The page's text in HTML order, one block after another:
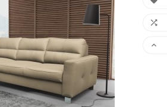

